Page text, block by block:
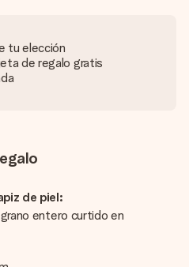
tu elección
de regalo gratis
de piel:
entero curtido en